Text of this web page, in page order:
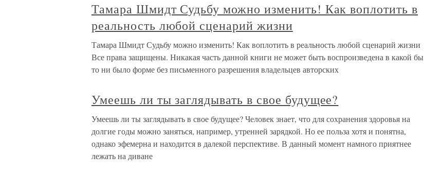
Тамара Шмидт Судьбу можно изменить! Как воплотить в
реальность любой сценарий жизни
Тамара Шмидт Судьбу можно изменить! Как воплотить в реальность любой сценарий жизни
Все права защищены. Никакая часть данной книги не может быть воспроизведена в какой бы
то ни было форме без письменного разрешения владельцев авторских
Умеешь ли ты заглядывать в свое будущее?
Умеешь ли ты заглядывать в свое будущее? Человек знает, что для сохранения здоровья на
долгие годы можно заняться, например, утренней зарядкой. Но ее польза хотя и понятна,
однако эфемерна и находится в далекой перспективе. В данный момент намного приятнее
лежать на диване